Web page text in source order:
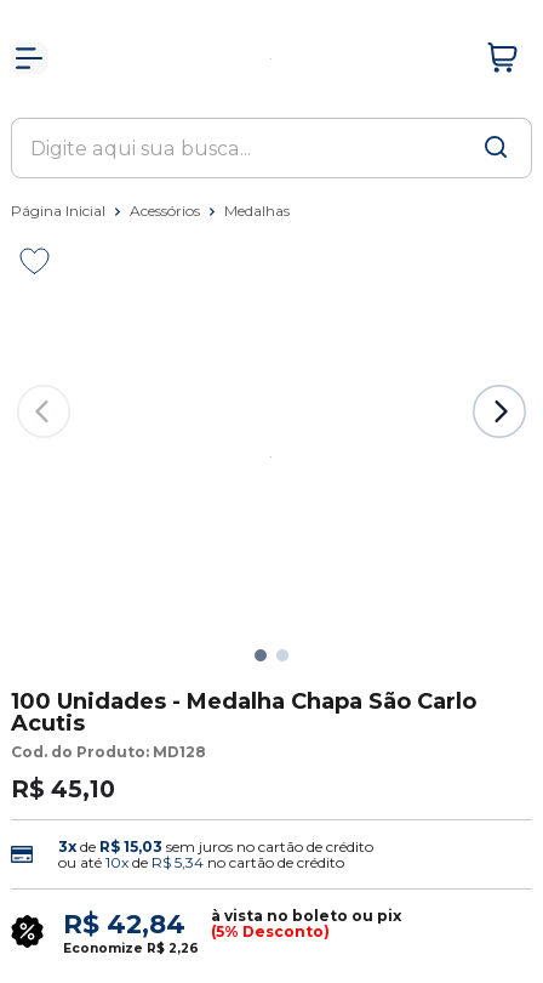
Página Inicial Acessórios Medalhas
100 Unidades - Medalha Chapa São Carlo
Acutis
Cod. do Produto: MD128
R$ 45,10
3xde R$ 15,03 sem juros no cartão de crédito
ou até 10xde R$ 5,34no cartão de crédito
R$ 42,84
à vista no boleto ou pix
(5% Desconto)
Economize R$ 2,26